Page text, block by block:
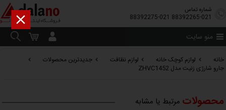
شماره تماس
88392265-021
88392275-021
منو سایت
خانه لوازم کوچک خانه لوازم نظافت
جدیدترین محصولات
جارو شارژی زنیت مدل ZHVC1452
محصولات مرتبط یا مشابه
